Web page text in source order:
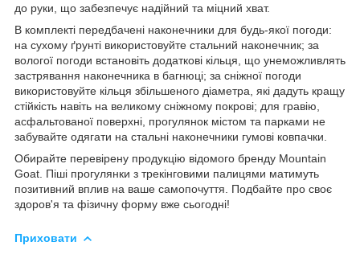
до руки, що забезпечує надійний та міцний хват.
В комплекті передбачені наконечники для будь-якої погоди:
на сухому ґрунті використовуйте стальний наконечник; за
вологої погоди встановіть додаткові кільця, що унеможливлять
застрявання наконечника в багнюці; за сніжної погоди
використовуйте кільця збільшеного діаметра, які дадуть кращу
стійкість навіть на великому сніжному покрові; для гравію,
асфальтованої поверхні, прогулянок містом та парками не
забувайте одягати на стальні наконечники гумові ковпачки.
Обирайте перевірену продукцію відомого бренду Mountain
Goat . Піші прогулянки з трекінговими палицями матимуть
позитивний вплив на ваше самопочуття. Подбайте про своє
здоров'я та фізичну форму вже сьогодні!
Приховати